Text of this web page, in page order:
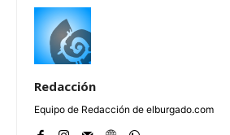
Redacción
Equipo de Redacción de elburgado.com